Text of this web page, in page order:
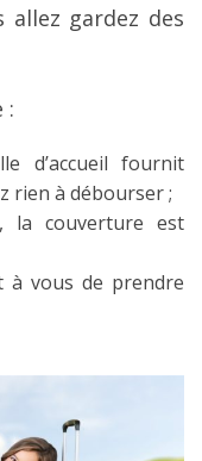
allez gardez des
:
d’accueil fournit
rien à débourser ;
la couverture est
à vous de prendre